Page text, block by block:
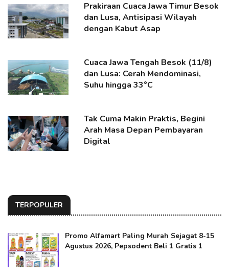
Prakiraan Cuaca Jawa Timur Besok
dan Lusa, Antisipasi Wilayah
dengan Kabut Asap
Cuaca Jawa Tengah Besok (11/8)
dan Lusa: Cerah Mendominasi,
Suhu hingga 33°C
Tak Cuma Makin Praktis, Begini
Arah Masa Depan Pembayaran
Digital
TERPOPULER
Promo Alfamart Paling Murah Sejagat 8-15
Agustus 2026, Pepsodent Beli 1 Gratis 1